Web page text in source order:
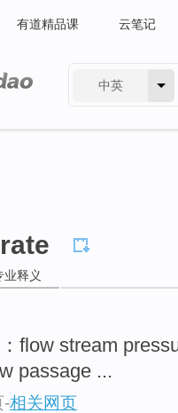
有道精品课 云笔记
中英
业释义
flow stream
passage ...
-相关网页